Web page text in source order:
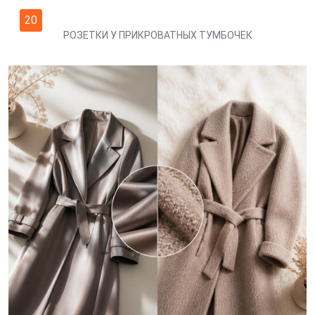
20
РОЗЕТКИ У ПРИКРОВАТНЫХ ТУМБОЧЕК